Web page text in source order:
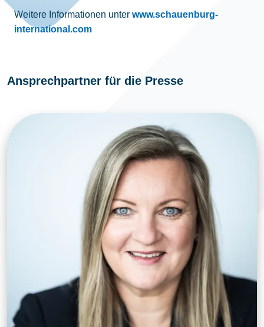
Weitere Informationen unter www.schauenburg-
international.com
Ansprechpartner für die Presse